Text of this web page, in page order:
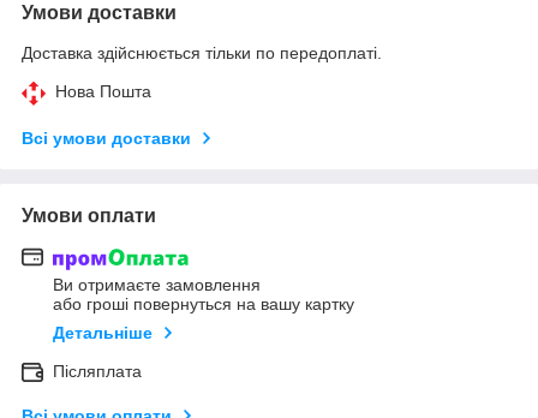
Умови доставки
Доставка здійснюється тільки по передоплаті.
Нова Пошта
Всі умови доставки
Умови оплати
Ви отримаєте замовлення
або гроші повернуться на вашу картку
Детальніше
Післяплата